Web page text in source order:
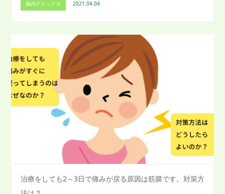
脳内デトックス 2021.04.04
治療をしても2～3日で痛みが戻る原因は筋膜です。対策方